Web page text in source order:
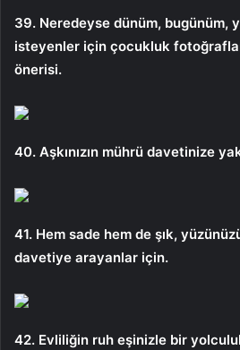
39. Neredeyse dünüm, bugünüm,
isteyenler için çocukluk
önerisi.
40. Aşkınızın mührü davetinize
41. Hem sade hem de şık,
davetiye arayanlar için.
42. Evliliğin ruh eşinizle bir